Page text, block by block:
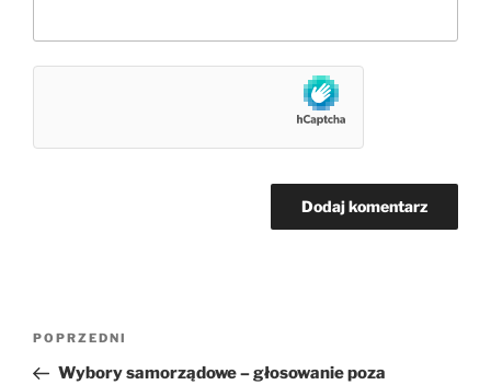
Nawigacja
Poprzedni
wpis
POPRZEDNI
Wybory samorządowe – głosowanie poza